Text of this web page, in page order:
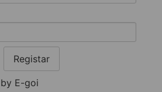
Registar
E-goi